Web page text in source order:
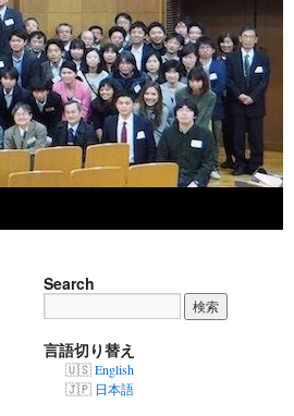
Search
言語切り替え
English
日本語